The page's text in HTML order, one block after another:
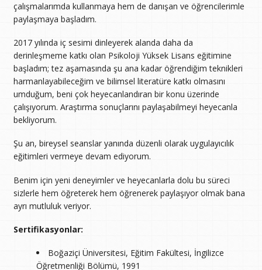
çalışmalarımda kullanmaya hem de danışan ve öğrencilerimle
paylaşmaya başladım.
2017 yılında iç sesimi dinleyerek alanda daha da
derinleşmeme katkı olan Psikoloji Yüksek Lisans eğitimine
başladım; tez aşamasında şu ana kadar öğrendiğim teknikleri
harmanlayabileceğim ve bilimsel literatüre katkı olmasını
umduğum, beni çok heyecanlandıran bir konu üzerinde
çalışıyorum. Araştırma sonuçlarını paylaşabilmeyi heyecanla
bekliyorum.
Şu an, bireysel seanslar yanında düzenli olarak uygulayıcılık
eğitimleri vermeye devam ediyorum.
Benim için yeni deneyimler ve heyecanlarla dolu bu süreci
sizlerle hem öğreterek hem öğrenerek paylaşıyor olmak bana
ayrı mutluluk veriyor.
Sertifikasyonlar:
Boğaziçi Üniversitesi, Eğitim Fakültesi, İngilizce
Öğretmenliği Bölümü, 1991